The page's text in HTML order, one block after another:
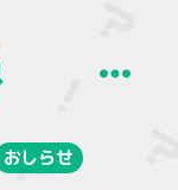
おしらせ